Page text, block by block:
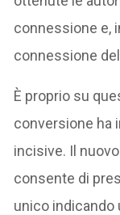
connessione e,
connessione
È proprio su
conversione ha
incisive. Il
consente di
unico indicando